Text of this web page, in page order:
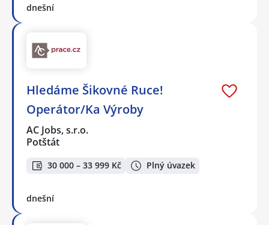
dnešní
Hledáme Šikovné Ruce!
Operátor/Ka Výroby
AC Jobs, s.r.o.
Potštát
30 000 – 33 999 Kč Plný úvazek
dnešní